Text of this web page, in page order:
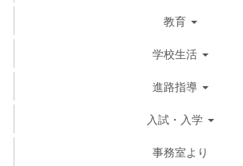
教育
学校生活
進路指導
入試・入学
事務室より